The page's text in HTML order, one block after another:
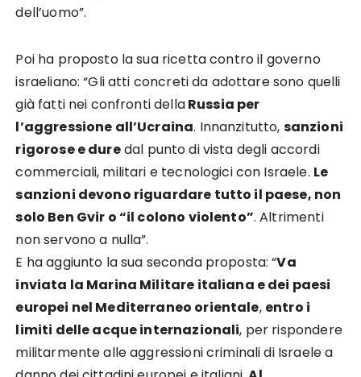
dell’uomo”.
Poi ha proposto la sua ricetta contro il governo
israeliano: “Gli atti concreti da adottare sono quelli
già fatti nei confronti dellaRussia per
l’aggressione all’Ucraina. Innanzitutto, sanzioni
rigorose e duredal punto di vista degli accordi
commerciali, militari e tecnologici con Israele. Le
sanzioni devono riguardare tutto il paese, non
solo Ben Gvir o “il colono violento”. Altrimenti
non servono a nulla”.
E ha aggiunto la sua seconda proposta: “Va
inviata la Marina Militare italiana e dei paesi
europei nel Mediterraneo orientale, entro i
limiti delle acque internazionali, per rispondere
militarmente alle aggressioni criminali di Israele a